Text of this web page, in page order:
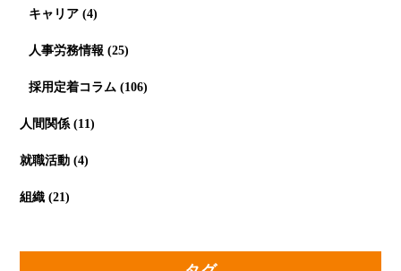
キャリア (4)
人事労務情報 (25)
採用定着コラム (106)
人間関係 (11)
就職活動 (4)
組織 (21)